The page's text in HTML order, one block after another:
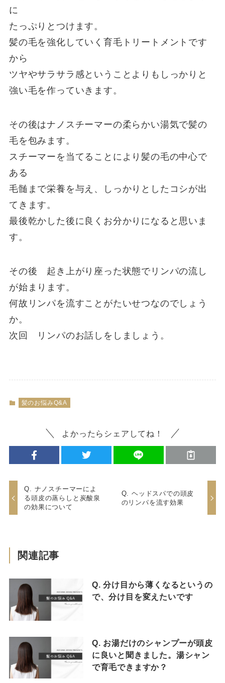
に
たっぷりとつけます。
髪の毛を強化していく育毛トリートメントです
から
ツヤやサラサラ感ということよりもしっかりと
強い毛を作っていきます。
その後はナノスチーマーの柔らかい湯気で髪の
毛を包みます。
スチーマーを当てることにより髪の毛の中心で
ある
毛髄まで栄養を与え、しっかりとしたコシが出
てきます。
最後乾かした後に良くお分かりになると思いま
す。
その後 起き上がり座った状態でリンパの流し
が始まります。
何故リンパを流すことがたいせつなのでしょう
か。
次回 リンパのお話しをしましょう。
髪のお悩みQ&A
よかったらシェアしてね！
Q. ナノスチーマーによ
る頭皮の蒸らしと炭酸泉
の効果について
Q. ヘッドスパでの頭皮
のリンパを流す効果
関連記事
Q. 分け目から薄くなるというの
で、分け目を変えたいです
Q. お湯だけのシャンプーが頭皮
に良いと聞きました。湯シャン
で育毛できますか？